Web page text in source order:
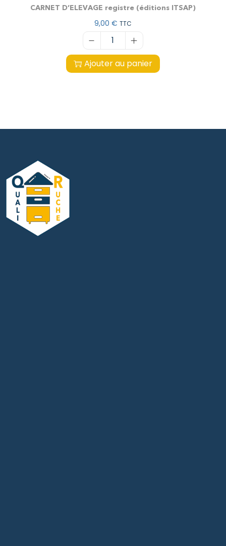
CARNET D’ELEVAGE registre (éditions ITSAP)
9,00 € TTC
Ajouter au panier